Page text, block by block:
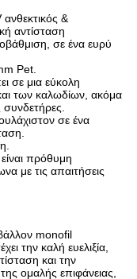
&
αντίσταση
σε ένα ευρύ
Pet.
σε μια εύκολη
των καλωδίων, ακόμα
σε ένα
πρόθυμη
με τις απαιτήσεις
monofil
την καλή ευελιξία,
και την
ομαλής επιφάνειας,